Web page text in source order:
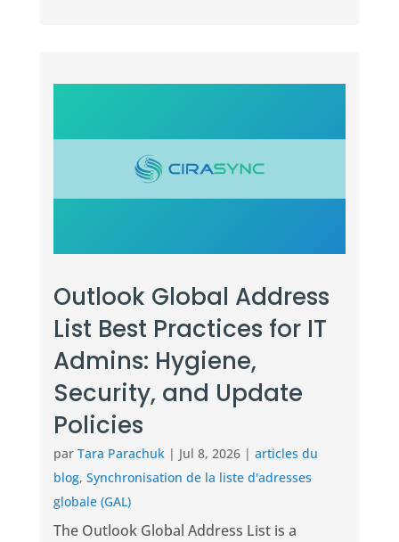
Outlook Global Address
List Best Practices for IT
Admins: Hygiene,
Security, and Update
Policies
par Tara Parachuk| Jul 8, 2026| articles du
blog, Synchronisation de la liste d'adresses
globale (GAL)
The Outlook Global Address List is a